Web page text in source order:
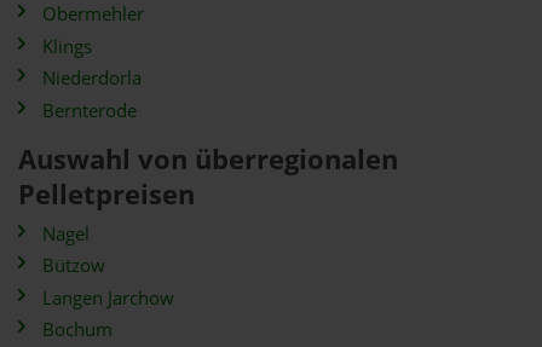
Obermehler
Klings
Niederdorla
Bernterode
Auswahl von überregionalen
Pelletpreisen
Nagel
Bützow
Langen Jarchow
Bochum